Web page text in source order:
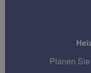
Planen